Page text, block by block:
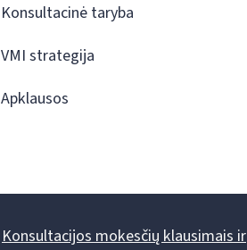
Konsultacinė taryba
VMI strategija
Apklausos
Konsultacijos mokesčių klausimais ir